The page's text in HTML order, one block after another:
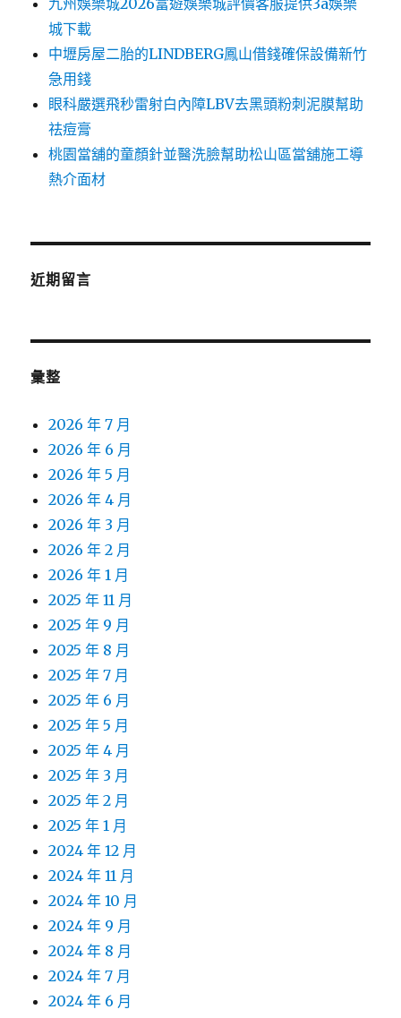
九州娛樂城2026富遊娛樂城評價客服提供3a娛樂
城下載
中壢房屋二胎的LINDBERG鳳山借錢確保設備新竹
急用錢
眼科嚴選飛秒雷射白內障LBV去黑頭粉刺泥膜幫助
祛痘膏
桃園當舖的童顏針並醫洗臉幫助松山區當舖施工導
熱介面材
近期留言
彙整
2026 年 7 月
2026 年 6 月
2026 年 5 月
2026 年 4 月
2026 年 3 月
2026 年 2 月
2026 年 1 月
2025 年 11 月
2025 年 9 月
2025 年 8 月
2025 年 7 月
2025 年 6 月
2025 年 5 月
2025 年 4 月
2025 年 3 月
2025 年 2 月
2025 年 1 月
2024 年 12 月
2024 年 11 月
2024 年 10 月
2024 年 9 月
2024 年 8 月
2024 年 7 月
2024 年 6 月